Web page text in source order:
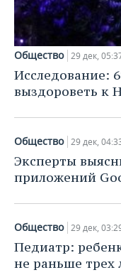
Общество 29 дек,
Исследование:
выздороветь к
Общество 29 дек,
Эксперты
приложений
Общество 29 дек,
Педиатр:
не раньше трех